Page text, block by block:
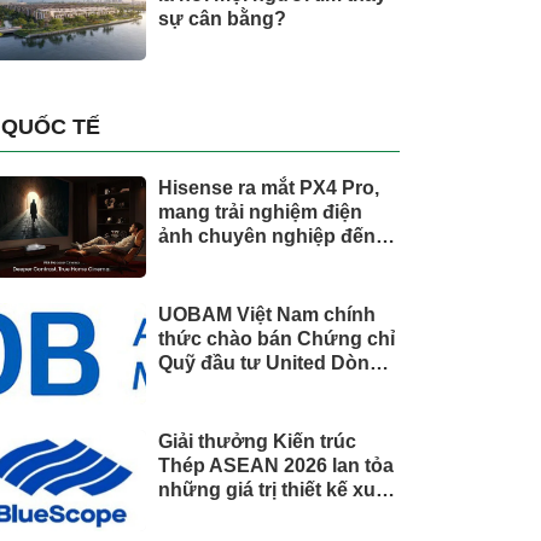
sự cân bằng?
QUỐC TẾ
Hisense ra mắt PX4 Pro,
mang trải nghiệm điện
ảnh chuyên nghiệp đến
UOBAM Việt Nam chính
thức chào bán Chứng chỉ
Quỹ đầu tư United Dòng
Giải thưởng Kiến trúc
Thép ASEAN 2026 lan tỏa
những giá trị thiết kế xuất